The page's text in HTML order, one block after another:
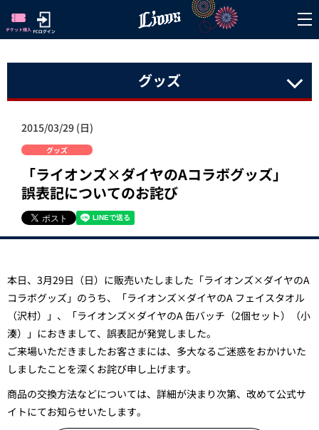
グッズ
2015/03/29 (日)
グッズ
「ライオンズ×ダイヤのAコラボグッズ」
誤表記についてのお詫び
本日、3月29日（日）に販売いたしました「ライオンズ×ダイヤのA
コラボグッズ」のうち、「ライオンズ×ダイヤのA フェイスタオル
（沢村）」、「ライオンズ×ダイヤのA 缶バッチ（2個セット）（小
湊）」におきまして、誤表記が発覚しました。
ご来場いただきましたお客さまには、多大なるご迷惑をおかけいた
しましたことを深くお詫び申し上げます。
商品の交換方法などについては、詳細が決まり次第、改めて公式サ
イトにてお知らせいたします。